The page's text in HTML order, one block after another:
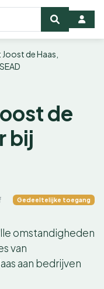
de Haas,
de
bij
Gedeeltelijke toegang
omstandigheden
van
aan bedrijven